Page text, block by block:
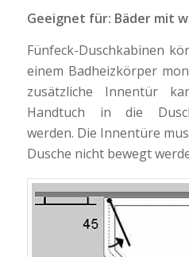
Geeignet für: Bäder mit
Fünfeck-Duschkabinen
einem Badheizkörper
zusätzliche Innentür
Handtuch in die
werden. Die Innentüre
Dusche nicht bewegt